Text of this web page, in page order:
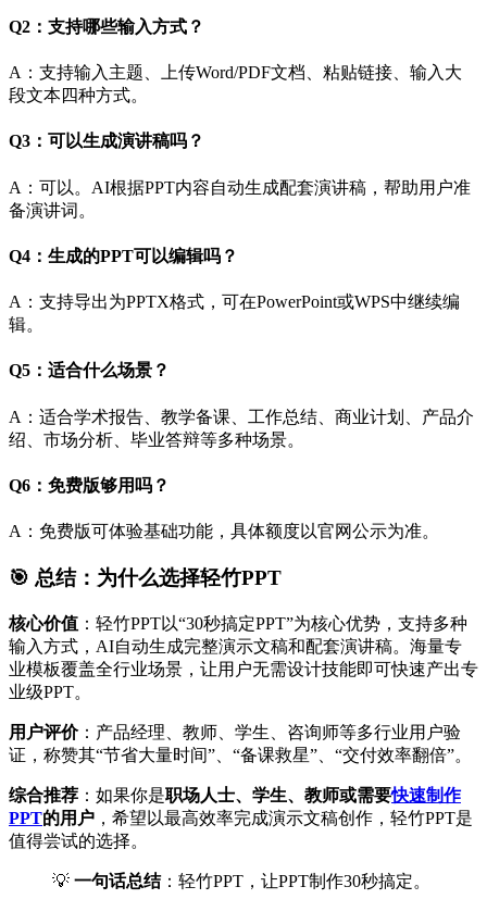
Q2：支持哪些输入方式？
A：支持输入主题、上传Word/PDF文档、粘贴链接、输入大
段文本四种方式。
Q3：可以生成演讲稿吗？
A：可以。AI根据PPT内容自动生成配套演讲稿，帮助用户准
备演讲词。
Q4：生成的PPT可以编辑吗？
A：支持导出为PPTX格式，可在PowerPoint或WPS中继续编
辑。
Q5：适合什么场景？
A：适合学术报告、教学备课、工作总结、商业计划、产品介
绍、市场分析、毕业答辩等多种场景。
Q6：免费版够用吗？
A：免费版可体验基础功能，具体额度以官网公示为准。
🎯 总结：为什么选择轻竹PPT
核心价值 ：轻竹PPT以“30秒搞定PPT”为核心优势，支持多种
输入方式，AI自动生成完整演示文稿和配套演讲稿。海量专
业模板覆盖全行业场景，让用户无需设计技能即可快速产出专
业级PPT。
用户评价：产品经理、教师、学生、咨询师等多行业用户验
证，称赞其“节省大量时间”、“备课救星”、“交付效率翻倍”。
综合推荐 ：如果你是职场人士、学生、教师或需要快速制作
PPT的用户 ，希望以最高效率完成演示文稿创作，轻竹PPT是
值得尝试的选择。
💡 一句话总结：轻竹PPT，让PPT制作30秒搞定。